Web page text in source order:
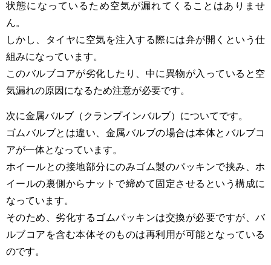
状態になっているため空気が漏れてくることはありませ
ん。
しかし、タイヤに空気を注入する際には弁が開くという仕
組みになっています。
このバルブコアが劣化したり、中に異物が入っていると空
気漏れの原因になるため注意が必要です。
次に金属バルブ（クランプインバルブ）についてです。
ゴムバルブとは違い、金属バルブの場合は本体とバルブコ
アが一体となっています。
ホイールとの接地部分にのみゴム製のパッキンで挟み、ホ
イールの裏側からナットで締めて固定させるという構成に
なっています。
そのため、劣化するゴムパッキンは交換が必要ですが、バ
ルブコアを含む本体そのものは再利用が可能となっている
のです。